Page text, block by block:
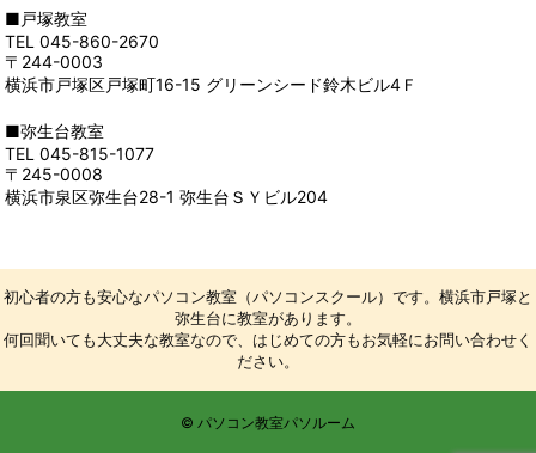
■戸塚教室
TEL 045-860-2670
〒244-0003
横浜市戸塚区戸塚町16-15 グリーンシード鈴木ビル4Ｆ
■弥生台教室
TEL 045-815-1077
〒245-0008
横浜市泉区弥生台28-1 弥生台ＳＹビル204
初心者の方も安心なパソコン教室（パソコンスクール）です。横浜市戸塚と
弥生台に教室があります。
何回聞いても大丈夫な教室なので、はじめての方もお気軽にお問い合わせく
ださい。
© パソコン教室パソルーム